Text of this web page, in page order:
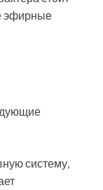
эфирные
систему,